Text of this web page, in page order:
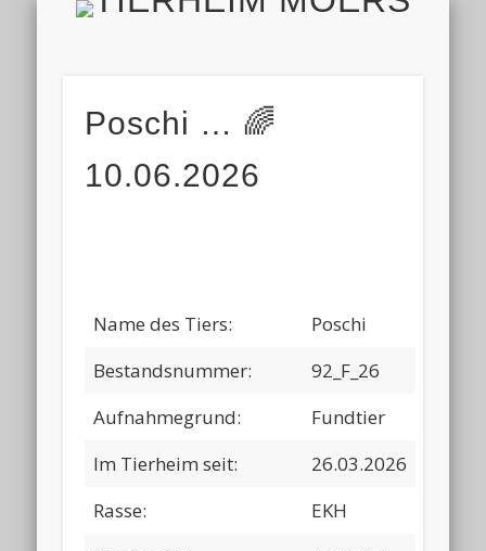
HOME
AKTUELL
ALLE TIERE
HELFEN
TIERHEIM & VEREIN
VIELEN DANK!
IMPRESSUM & DATENSCHUTZ
FINDEFIX
Poschi … 🌈
10.06.2026
Name des Tiers:
Poschi
Bestandsnummer:
92_F_26
Aufnahmegrund:
Fundtier
Im Tierheim seit:
26.03.2026
Rasse:
EKH